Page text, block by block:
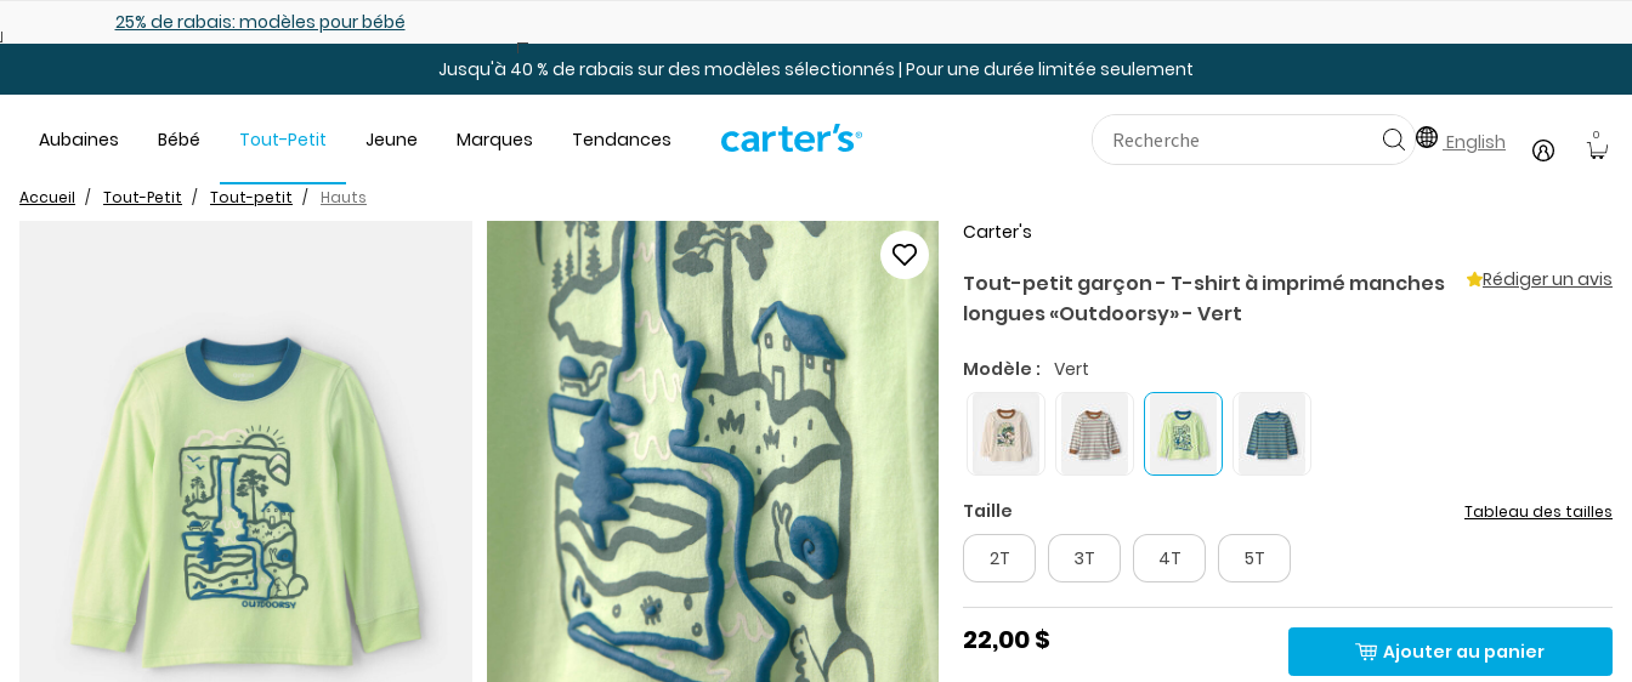
25% de rabais: modèles pour bébé
Jusqu'à 40 % de rabais sur des modèles sélectionnés | Pour une durée limitée seulement
Aubaines Bébé Tout-Petit Jeune Marques Tendances English 0
Accueil Tout-Petit Tout-petit Hauts
Carter's
Tout-petit garçon - T-shirt à imprimé manches
longues «Outdoorsy» - Vert
Rédiger un avis
Modèle : Vert
Taille Tableau des tailles
2T 3T 4T 5T
22,00 $ Ajouter au panier